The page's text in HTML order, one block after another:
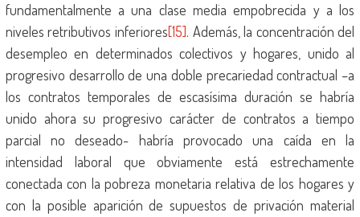
fundamentalmente a una clase media empobrecida y a los
niveles retributivos inferiores[15]. Además, la concentración del
desempleo en determinados colectivos y hogares, unido al
progresivo desarrollo de una doble precariedad contractual –a
los contratos temporales de escasísima duración se habría
unido ahora su progresivo carácter de contratos a tiempo
parcial no deseado- habría provocado una caída en la
intensidad laboral que obviamente está estrechamente
conectada con la pobreza monetaria relativa de los hogares y
con la posible aparición de supuestos de privación material